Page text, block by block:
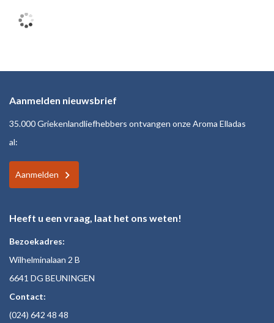
Aanmelden nieuwsbrief
35.000 Griekenlandliefhebbers ontvangen onze Aroma Elladas
al:
Aanmelden
Heeft u een vraag, laat het ons weten!
Bezoekadres:
Wilhelminalaan 2 B
6641 DG BEUNINGEN
Contact:
(024) 642 48 48